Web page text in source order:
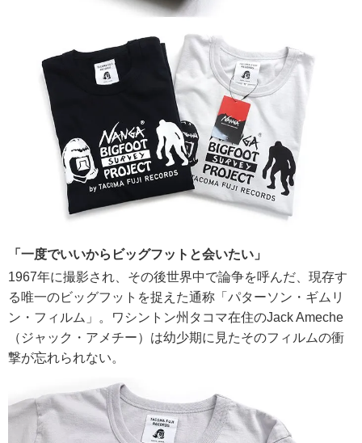
「一度でいいからビッグフットと会いたい」
1967年に撮影され、その後世界中で論争を呼んだ、現存す
る唯一のビッグフットを捉えた通称「パターソン・ギムリ
ン・フィルム」。ワシントン州タコマ在住のJack Ameche
（ジャック・アメチー）は幼少期に見たそのフィルムの衝
撃が忘れられない。